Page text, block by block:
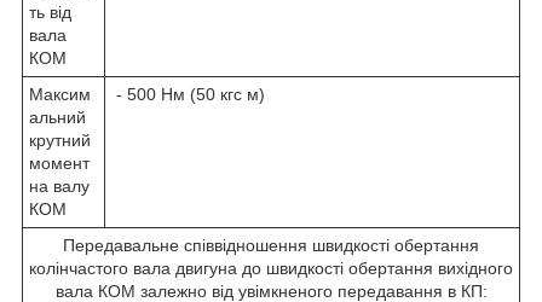
ть від
вала
КОМ
Максим
альний
крутний
момент
на валу
КОМ
- 500 Нм (50 кгс м)
Передавальне співвідношення швидкості обертання
колінчастого вала двигуна до швидкості обертання вихідного
вала КОМ залежно від увімкненого передавання в КП: